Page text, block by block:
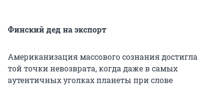
Финский дед на экспорт
Американизация массового сознания достигла
той точки невозврата, когда даже в самых
аутентичных уголках планеты при слове